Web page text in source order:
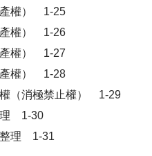
產權） 1-25
產權） 1-26
產權） 1-27
產權） 1-28
（消極禁止權） 1-29
理 1-30
整理 1-31